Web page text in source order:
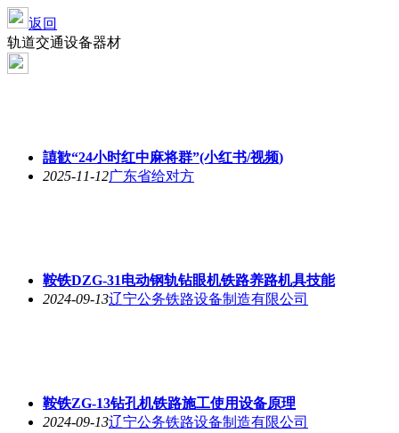
返回
轨道交通设备器材
譆歓“24小时红中麻将群”(小红书/视频)
2025-11-12广东省给对方
鞍铁DZG-31电动钢轨钻眼机铁路养路机具技能
2024-09-13辽宁公务铁路设备制造有限公司
鞍铁ZG-13钻孔机铁路施工使用设备原理
2024-09-13辽宁公务铁路设备制造有限公司